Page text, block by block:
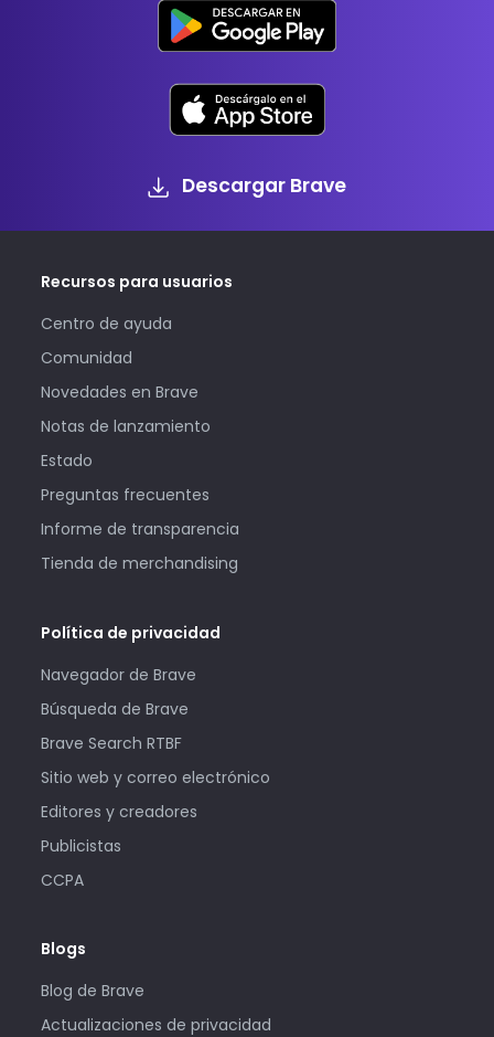
Descargar Brave
Recursos para usuarios
Centro de ayuda
Comunidad
Novedades en Brave
Notas de lanzamiento
Estado
Preguntas frecuentes
Informe de transparencia
Tienda de merchandising
Política de privacidad
Navegador de Brave
Búsqueda de Brave
Brave Search RTBF
Sitio web y correo electrónico
Editores y creadores
Publicistas
CCPA
Blogs
Blog de Brave
Actualizaciones de privacidad